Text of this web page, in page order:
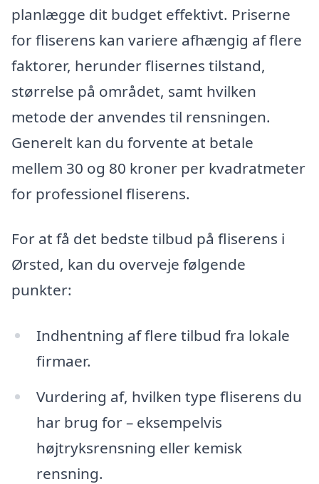
planlægge dit budget effektivt. Priserne
for fliserens kan variere afhængig af flere
faktorer, herunder flisernes tilstand,
størrelse på området, samt hvilken
metode der anvendes til rensningen.
Generelt kan du forvente at betale
mellem 30 og 80 kroner per kvadratmeter
for professionel fliserens.
For at få det bedste tilbud på fliserens i
Ørsted, kan du overveje følgende
punkter:
Indhentning af flere tilbud fra lokale
firmaer.
Vurdering af, hvilken type fliserens du
har brug for – eksempelvis
højtryksrensning eller kemisk
rensning.